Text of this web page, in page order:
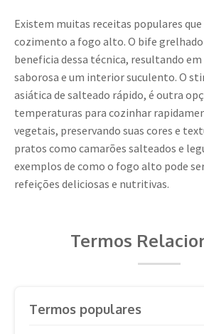
Existem muitas receitas populares
cozimento a fogo alto. O bife grelhado
beneficia dessa técnica, resultando
saborosa e um interior suculento. O
asiática de salteado rápido, é outra
temperaturas para cozinhar
vegetais, preservando suas cores e
pratos como camarões salteados e
exemplos de como o fogo alto pode
refeições deliciosas e nutritivas.
Termos
Termos populares